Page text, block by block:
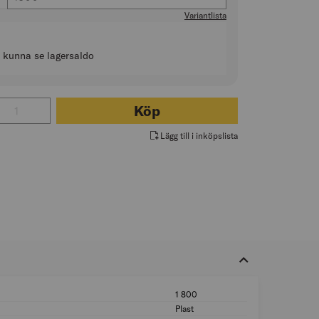
Variantlista
kunna se lagersaldo
Köp
Lägg till i inköpslista
1 800
Plast